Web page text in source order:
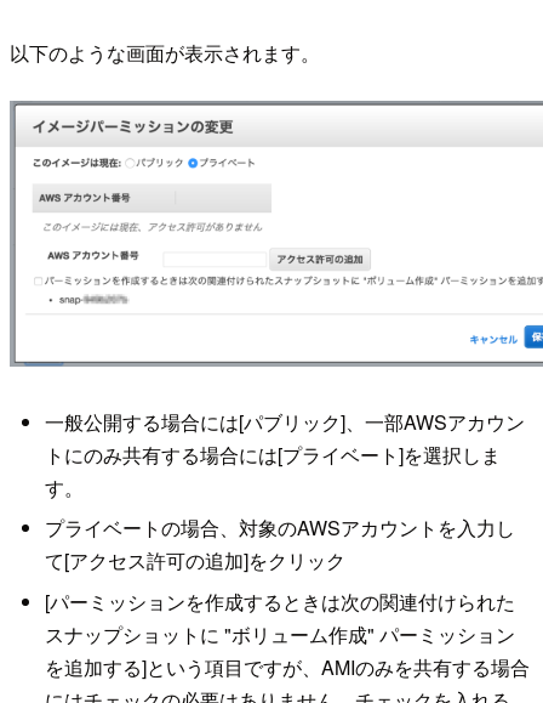
以下のような画面が表示されます。
一般公開する場合には[パブリック]、一部AWSアカウン
トにのみ共有する場合には[プライベート]を選択しま
す。
プライベートの場合、対象のAWSアカウントを入力し
て[アクセス許可の追加]をクリック
[パーミッションを作成するときは次の関連付けられた
スナップショットに "ボリューム作成" パーミッション
を追加する]という項目ですが、AMIのみを共有する場合